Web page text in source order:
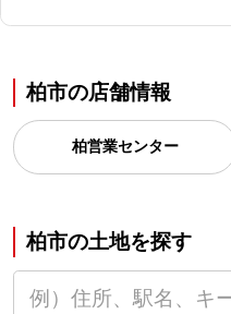
柏市の店舗情報
柏営業センター
柏市の土地を探す